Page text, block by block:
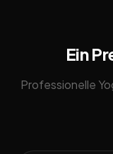
Ein
Professionelle